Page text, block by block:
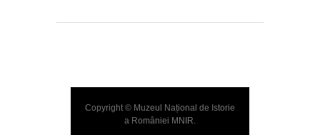
Copyright © Muzeul Național de Istorie
a României MNIR.